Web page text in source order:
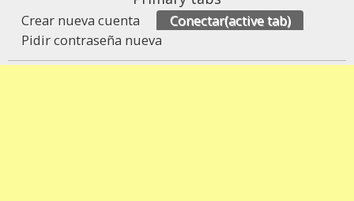
Crear nueva cuenta Conectar(active tab)
Pidir contraseña nueva